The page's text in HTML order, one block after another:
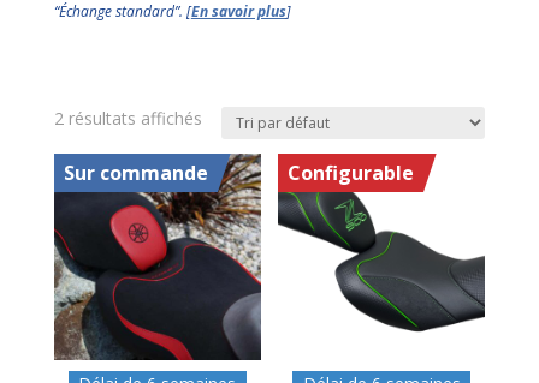
“Échange standard”. [En savoir plus]
2 résultats affichés
Sur commande Configurable